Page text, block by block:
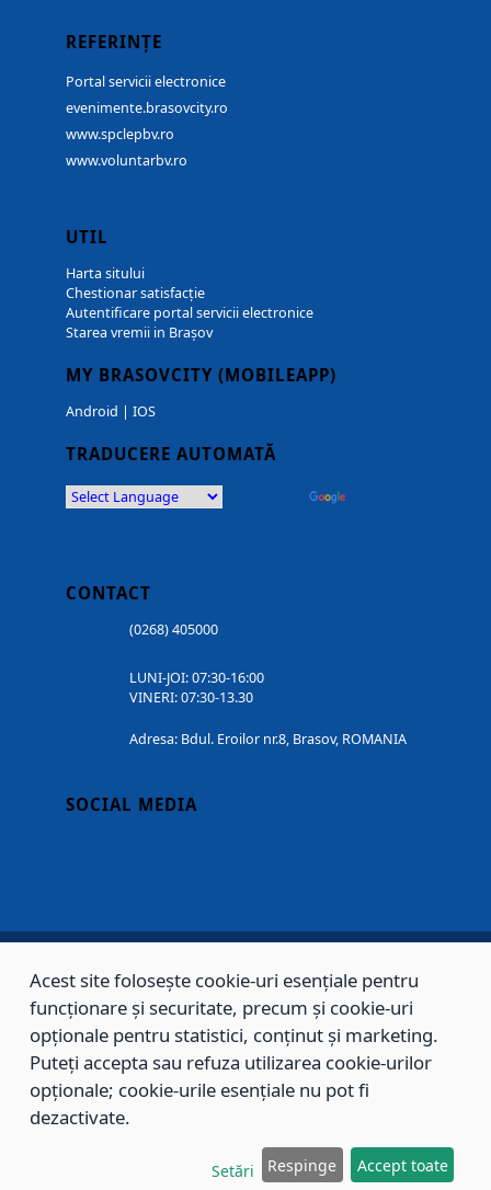
REFERINȚE
Portal servicii electronice
evenimente.brasovcity.ro
www.spclepbv.ro
www.voluntarbv.ro
UTIL
Harta sitului
Chestionar satisfacție
Autentificare portal servicii electronice
Starea vremii in Brașov
MY BRASOVCITY (MOBILEAPP)
Android | IOS
TRADUCERE AUTOMATĂ
CONTACT
(0268) 405000
LUNI-JOI: 07:30-16:00
VINERI: 07:30-13.30
Adresa: Bdul. Eroilor nr.8, Brasov, ROMANIA
SOCIAL MEDIA
Copyright © 2002 - 2026 - PRIMĂRIA MUNICIPIULUI BRAȘOV, toate drepturile
rezervate.
Sitemap Contact
Acest site folosește cookie-uri esențiale pentru
funcționare și securitate, precum și cookie-uri
opționale pentru statistici, conținut și marketing.
Puteți accepta sau refuza utilizarea cookie-urilor
opționale; cookie-urile esențiale nu pot fi
dezactivate.
Setări Respinge Accept toate